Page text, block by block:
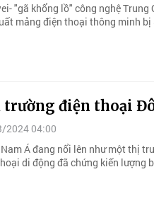
"gã khổng lồ" công nghệ
mảng điện thoại thông minh bị
điện thoại
2024 04:00
Á đang nổi lên như một thị
di động đã chứng kiến lượng